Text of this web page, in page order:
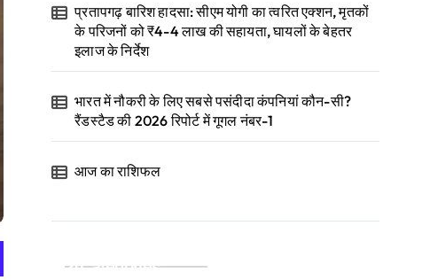
प्रतापगढ़ बारिश हादसा: सीएम योगी का त्वरित एक्शन, मृतकों
के परिजनों को ₹4-4 लाख की सहायता, घायलों के बेहतर
इलाज के निर्देश
भारत में नौकरी के लिए सबसे पसंदीदा कंपनियां कौन-सी?
रैंडस्टैड की 2026 रिपोर्ट में गूगल नंबर-1
आज का राशिफल
Categories